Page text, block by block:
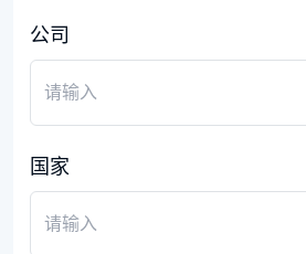
公司
国家